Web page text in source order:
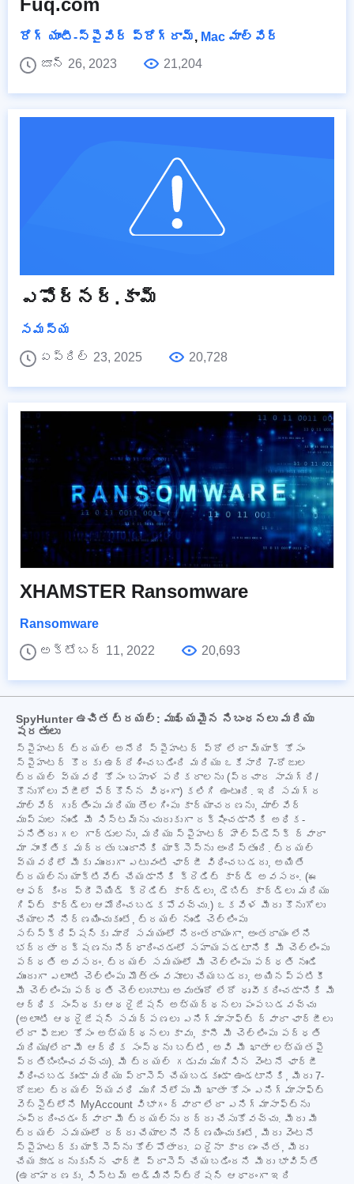
Fuq.com
రోగ్ యాంటీ-స్పైవేర్ ప్రోగ్రామ్, Mac మాల్వేర్
జూన్ 26, 2023
21,204
ఎపోర్నర్.కామ్
సమస్య
ఏప్రిల్ 23, 2025
20,728
XHAMSTER Ransomware
Ransomware
అక్టోబర్ 11, 2022
20,693
SpyHunter ఉచిత ట్రయల్: ముఖ్యమైన నిబంధనలు మరియు
షరతులు
స్పైహంటర్ ట్రయల్ అనేది స్పైహంటర్ ప్రో లేదా మ్యాక్ కోసం
స్పైహంటర్ కొరకు ఉద్దేశించబడింది మరియు ఒకేసారి 7-రోజుల
ట్రయల్ వ్యవధి కోసం బహుళ పరికరాలను (ప్రచార సామగ్రి/
కొనుగోలు పేజీలో పేర్కొన్న విధంగా) కలిగి ఉంటుంది. ఇది సమగ్ర
మాల్వేర్ గుర్తింపు మరియు తొలగింపు కార్యాచరణను, మాల్వేర్
ముప్పుల నుండి మీ సిస్టమ్‌ను చురుకుగా రక్షించడానికి అధిక-
పనితీరు గల గార్డులను, మరియు స్పైహంటర్ హెల్ప్‌డెస్క్ ద్వారా
మా సాంకేతిక మద్దతు బృందానికి యాక్సెస్‌ను అందిస్తుంది. ట్రయల్
వ్యవధిలో మీకు ముందుగా ఎటువంటి ఛార్జీ విధించబడదు, అయితే
ట్రయల్‌ను యాక్టివేట్ చేయడానికి క్రెడిట్ కార్డ్ అవసరం. (ఈ
ఆఫర్ కింద ప్రీపెయిడ్ క్రెడిట్ కార్డ్‌లు, డెబిట్ కార్డ్‌లు మరియు
గిఫ్ట్ కార్డ్‌లు ఆమోదించబడకపోవచ్చు.) ఒకవేళ మీరు కొనుగోలు
చేయాలని నిర్ణయించుకుంటే, ట్రయల్ నుండి చెల్లింపు
సబ్‌స్క్రిప్షన్‌కు మారే సమయంలో నిరంతరాయంగా, అంతరాయం లేని
భద్రతా రక్షణను నిర్ధారించడంలో సహాయపడటానికి మీ చెల్లింపు
పద్ధతి అవసరం. ట్రయల్ సమయంలో మీ చెల్లింపు పద్ధతి నుండి
ముందుగా ఎలాంటి చెల్లింపు మొత్తం వసూలు చేయబడదు, అయినప్పటికీ
మీ చెల్లింపు పద్ధతి చెల్లుబాటు అవుతుందో లేదో ధృవీకరించడానికి మీ
ఆర్థిక సంస్థకు ఆథరైజేషన్ అభ్యర్థనలు పంపబడవచ్చు
(అలాంటి ఆథరైజేషన్ సమర్పణలు ఎనిగ్మాసాఫ్ట్ ద్వారా ఛార్జీలు
లేదా ఫీజుల కోసం అభ్యర్థనలు కావు, కానీ మీ చెల్లింపు పద్ధతి
మరియు/లేదా మీ ఆర్థిక సంస్థను బట్టి, అవి మీ ఖాతా లభ్యతపై
ప్రతిబింబించవచ్చు). మీ ట్రయల్ గడువు ముగిసిన వెంటనే ఛార్జీ
విధించబడకుండా మరియు ప్రాసెస్ చేయబడకుండా ఉండటానికి, మీరు 7-
రోజుల ట్రయల్ వ్యవధి ముగిసేలోపు మీ ఖాతా కోసం ఎనిగ్మాసాఫ్ట్
వెబ్‌సైట్‌లోని MyAccount విభాగం ద్వారా లేదా ఎనిగ్మాసాఫ్ట్‌ను
సంప్రదించడం ద్వారా మీ ట్రయల్‌ను రద్దు చేసుకోవచ్చు. మీరు మీ
ట్రయల్ సమయంలో రద్దు చేయాలని నిర్ణయించుకుంటే, మీరు వెంటనే
స్పైహంటర్‌కు యాక్సెస్‌ను కోల్పోతారు. ఏదైనా కారణం చేత, మీరు
చేయకూడదనుకున్న ఛార్జీ ప్రాసెస్ చేయబడిందని మీరు భావిస్తే
(ఉదాహరణకు, సిస్టమ్ అడ్మినిస్ట్రేషన్ ఆధారంగా ఇది